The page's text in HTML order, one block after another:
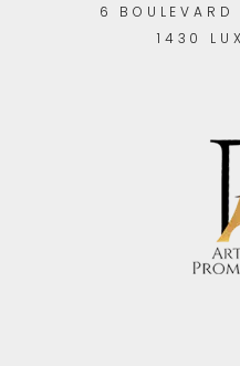
6 BOULEVARD
1430